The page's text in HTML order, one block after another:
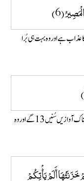
(6)
ہے اور وہ بہت ہی بُرا
جب وہ اُس میں پھینکے جائیں گے تو اس کے دَھاڑنے کی ہولناک آوازیں سُنیں13 گے اور وہ
خَزَنَتُهَا أَلَمْ يَأْتِكُمْ